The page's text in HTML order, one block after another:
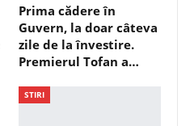
Prima cădere în
Guvern, la doar câteva
zile de la învestire.
Premierul Tofan a…
STIRI